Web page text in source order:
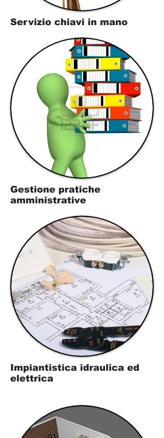
Servizio chiavi in mano
Gestione pratiche
amministrative
Impiantistica idraulica ed
elettrica